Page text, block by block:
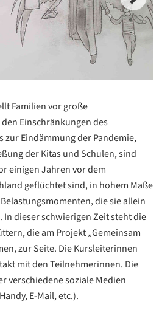
Familien vor große
Einschränkungen des
zur Eindämmung der Pandemie,
der Kitas und Schulen, sind
einigen Jahren vor dem
geflüchtet sind, in hohem Maße
die sie allein
dieser schwierigen Zeit steht die
die am Projekt „Gemeinsam
zur Seite. Die Kursleiterinnen
mit den Teilnehmerinnen. Die
verschiedene soziale Medien
E-Mail, etc.).